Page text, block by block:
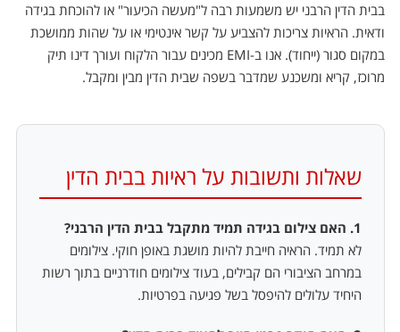
בבית הדין הרבני יש משמעות רבה ל"מעשה הכיעור" או להוכחת בגידה
ודאית. הראיות צריכות להצביע על קשר אינטימי או על שהות ממושכת
במקום סגור (ייחוד). אנו ב-EMI מכינים עבור הלקוח ועורך דינו תיק
מרוכז, קריא ומשכנע שמדבר בשפה שבית הדין מבין ומקבל.
שאלות ותשובות על ראיות בבית הדין
1. האם צילום בגידה תמיד מתקבל בבית הדין הרבני?
לא תמיד. הראיה חייבת להיות מושגת באופן חוקי. צילומים
במרחב הציבורי הם קבילים, בעוד צילומים חודרניים בתוך רשות
היחיד עלולים להיפסל בשל פגיעה בפרטיות.